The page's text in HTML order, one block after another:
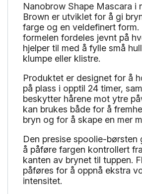
Nanobrow Shape Mascara i
Brown er utviklet for å gi
farge og en veldefinert form.
formelen fordeles jevnt på
hjelper til med å fylle små
klumpe eller klistre.
Produktet er designet for å
på plass i opptil 24 timer,
beskytter hårene mot ytre
kan brukes både for å
bryn og for å skape en mer
Den presise spoolie-børsten
å påføre fargen kontrollert
kanten av brynet til tuppen.
påføres for å oppnå ekstra
intensitet.